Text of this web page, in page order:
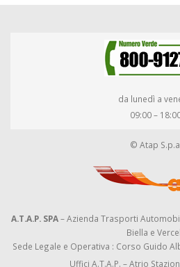
da lunedì a
09:00 –
© Atap
A.T.A.P. SPA– Azienda Trasporti
Biella e
Sede Legale e Operativa : Corso Guido
Uffici A.T.A.P. – Atrio